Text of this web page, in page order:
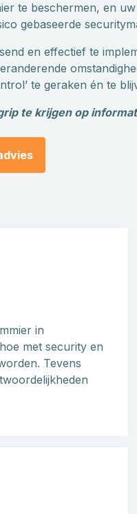
te beschermen, en
gebaseerde
en effectief te
te geraken én te
te krijgen op
in
met security en
Tevens